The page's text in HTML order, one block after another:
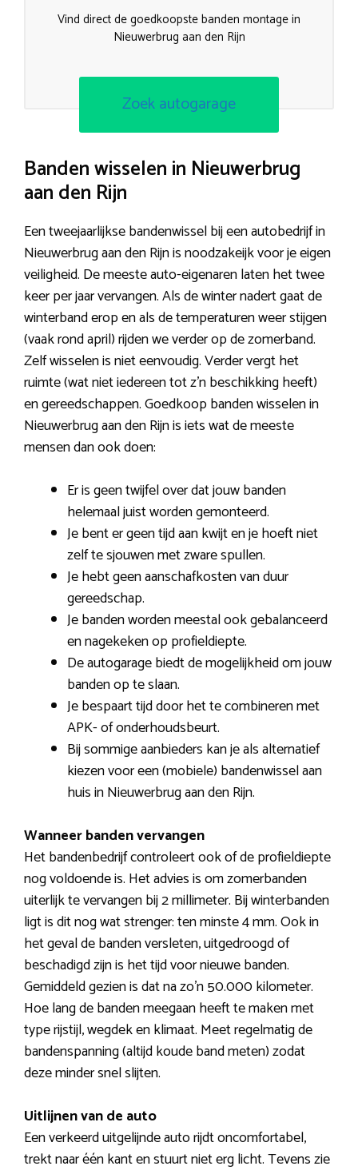
Vind direct de goedkoopste banden montage in
Nieuwerbrug aan den Rijn
Zoek autogarage
Banden wisselen in Nieuwerbrug
aan den Rijn
Een tweejaarlijkse bandenwissel bij een autobedrijf in
Nieuwerbrug aan den Rijn is noodzakeijk voor je eigen
veiligheid. De meeste auto-eigenaren laten het twee
keer per jaar vervangen. Als de winter nadert gaat de
winterband erop en als de temperaturen weer stijgen
(vaak rond april) rijden we verder op de zomerband.
Zelf wisselen is niet eenvoudig. Verder vergt het
ruimte (wat niet iedereen tot z’n beschikking heeft)
en gereedschappen. Goedkoop banden wisselen in
Nieuwerbrug aan den Rijn is iets wat de meeste
mensen dan ook doen:
Er is geen twijfel over dat jouw banden
helemaal juist worden gemonteerd.
Je bent er geen tijd aan kwijt en je hoeft niet
zelf te sjouwen met zware spullen.
Je hebt geen aanschafkosten van duur
gereedschap.
Je banden worden meestal ook gebalanceerd
en nagekeken op profieldiepte.
De autogarage biedt de mogelijkheid om jouw
banden op te slaan.
Je bespaart tijd door het te combineren met
APK- of onderhoudsbeurt.
Bij sommige aanbieders kan je als alternatief
kiezen voor een (mobiele) bandenwissel aan
huis in Nieuwerbrug aan den Rijn.
Wanneer banden vervangen
Het bandenbedrijf controleert ook of de profieldiepte
nog voldoende is. Het advies is om zomerbanden
uiterlijk te vervangen bij 2 millimeter. Bij winterbanden
ligt is dit nog wat strenger: ten minste 4 mm. Ook in
het geval de banden versleten, uitgedroogd of
beschadigd zijn is het tijd voor nieuwe banden.
Gemiddeld gezien is dat na zo’n 50.000 kilometer.
Hoe lang de banden meegaan heeft te maken met
type rijstijl, wegdek en klimaat. Meet regelmatig de
bandenspanning (altijd koude band meten) zodat
deze minder snel slijten.
Uitlijnen van de auto
Een verkeerd uitgelijnde auto rijdt oncomfortabel,
trekt naar één kant en stuurt niet erg licht. Tevens zie